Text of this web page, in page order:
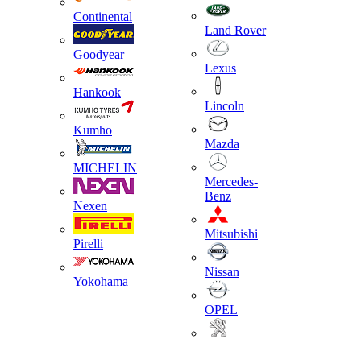
Continental
Goodyear
Hankook
Kumho
MICHELIN
Nexen
Pirelli
Yokohama
Land Rover
Lexus
Lincoln
Mazda
Mercedes-
Benz
Mitsubishi
Nissan
OPEL